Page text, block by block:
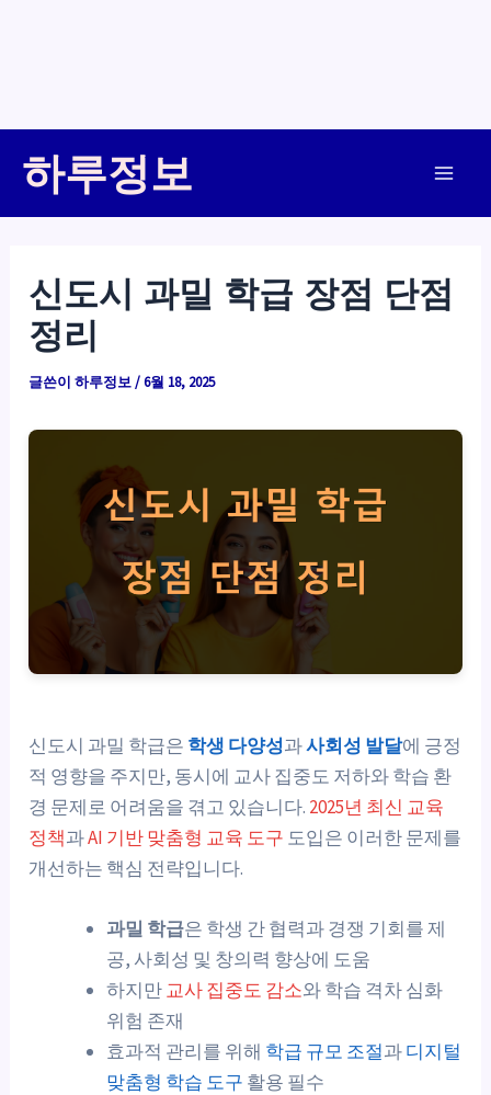
하루정보
신도시 과밀 학급 장점 단점
정리
글쓴이하루정보/6월 18, 2025
신도시 과밀 학급은 학생 다양성과사회성 발달에 긍정
적 영향을 주지만, 동시에 교사 집중도 저하와 학습 환
경 문제로 어려움을 겪고 있습니다. 2025년 최신 교육
정책과AI 기반 맞춤형 교육 도구 도입은 이러한 문제를
개선하는 핵심 전략입니다.
과밀 학급은 학생 간 협력과 경쟁 기회를 제
공, 사회성 및 창의력 향상에 도움
하지만교사 집중도 감소와 학습 격차 심화
위험 존재
효과적 관리를 위해 학급 규모 조절과디지털
맞춤형 학습 도구 활용 필수